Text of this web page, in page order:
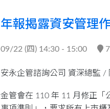
年報揭露資安管理
09/22 (四 ) 14:30 - 15:00
安永企管諮詢公司 資深總監 /
金管會在 110 年 11 月修正「